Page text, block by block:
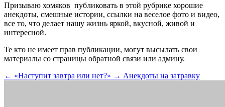
Призываю хомяков публиковать в этой рубрике хорошие
анекдоты, смешные истории, ссылки на веселое фото и видео,
все то, что делает нашу жизнь яркой, вкусной, живой и
интересной.
Те кто не имеет прав публикации, могут высылать свои
материалы со страницы обратной связи или админу.
← «Наступит завтра или нет?» → Анекдоты на затравку